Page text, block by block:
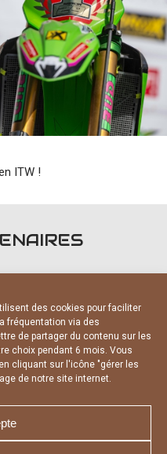
des cookies pour faciliter
fréquentation via des
de partager du contenu sur les
choix pendant 6 mois. Vous
cliquant sur l'icône "gérer les
de notre site internet.
ITW !